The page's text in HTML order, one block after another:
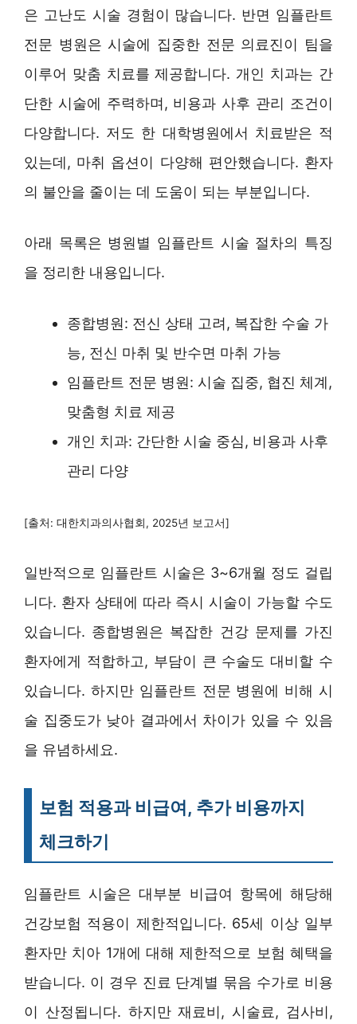
은 고난도 시술 경험이 많습니다. 반면 임플란트
전문 병원은 시술에 집중한 전문 의료진이 팀을
이루어 맞춤 치료를 제공합니다. 개인 치과는 간
단한 시술에 주력하며, 비용과 사후 관리 조건이
다양합니다. 저도 한 대학병원에서 치료받은 적
있는데, 마취 옵션이 다양해 편안했습니다. 환자
의 불안을 줄이는 데 도움이 되는 부분입니다.
아래 목록은 병원별 임플란트 시술 절차의 특징
을 정리한 내용입니다.
종합병원: 전신 상태 고려, 복잡한 수술 가
능, 전신 마취 및 반수면 마취 가능
임플란트 전문 병원: 시술 집중, 협진 체계,
맞춤형 치료 제공
개인 치과: 간단한 시술 중심, 비용과 사후
관리 다양
[출처: 대한치과의사협회, 2025년 보고서]
일반적으로 임플란트 시술은 3~6개월 정도 걸립
니다. 환자 상태에 따라 즉시 시술이 가능할 수도
있습니다. 종합병원은 복잡한 건강 문제를 가진
환자에게 적합하고, 부담이 큰 수술도 대비할 수
있습니다. 하지만 임플란트 전문 병원에 비해 시
술 집중도가 낮아 결과에서 차이가 있을 수 있음
을 유념하세요.
보험 적용과 비급여, 추가 비용까지
체크하기
임플란트 시술은 대부분 비급여 항목에 해당해
건강보험 적용이 제한적입니다. 65세 이상 일부
환자만 치아 1개에 대해 제한적으로 보험 혜택을
받습니다. 이 경우 진료 단계별 묶음 수가로 비용
이 산정됩니다. 하지만 재료비, 시술료, 검사비,